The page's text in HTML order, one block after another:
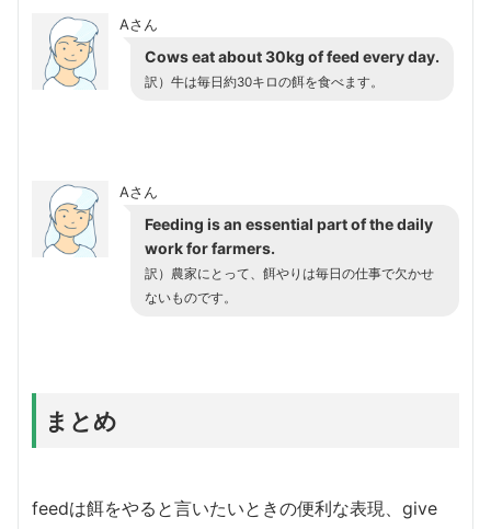
Aさん
Cows eat about 30kg of feed every day.
訳）牛は毎日約30キロの餌を食べます。
Aさん
Feeding is an essential part of the daily
work for farmers.
訳）農家にとって、餌やりは毎日の仕事で欠かせ
ないものです。
まとめ
feedは餌をやると言いたいときの便利な表現、give